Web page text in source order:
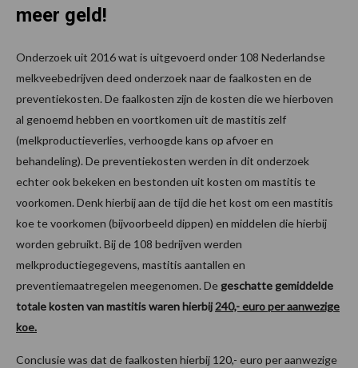
meer geld!
Onderzoek uit 2016 wat is uitgevoerd onder 108 Nederlandse
melkveebedrijven deed onderzoek naar de faalkosten en de
preventiekosten. De faalkosten zijn de kosten die we hierboven
al genoemd hebben en voortkomen uit de mastitis zelf
(melkproductieverlies, verhoogde kans op afvoer en
behandeling). De preventiekosten werden in dit onderzoek
echter ook bekeken en bestonden uit kosten om mastitis te
voorkomen. Denk hierbij aan de tijd die het kost om een mastitis
koe te voorkomen (bijvoorbeeld dippen) en middelen die hierbij
worden gebruikt. Bij de 108 bedrijven werden
melkproductiegegevens, mastitis aantallen en
preventiemaatregelen meegenomen. Degeschatte gemiddelde
totale kosten van mastitis waren hierbij240,- euro per aanwezige
koe.
Conclusie was dat de faalkosten hierbij 120,- euro per aanwezige